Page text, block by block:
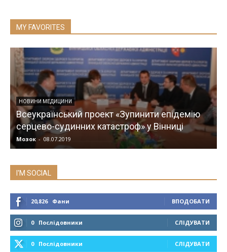
MY FAVORITES
НОВИНИ МЕДИЦИНИ
Всеукраїнський проект «Зупинити епідемію
серцево-судинних катастроф» у Вінниці
Мозок - 08.07.2019
I'M SOCIAL
20,826 Фани ВПОДОБАТИ
0 Послідовники СЛІДУВАТИ
0 Послідовники СЛІДУВАТИ